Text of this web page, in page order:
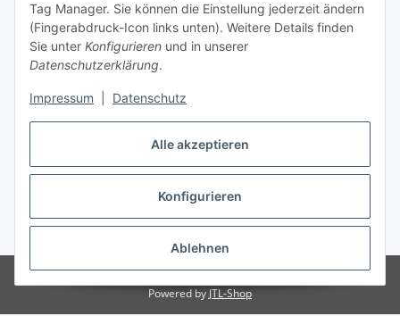
Alle akzeptieren
Konfigurieren
Ablehnen
Tag Manager. Sie können die Einstellung jederzeit ändern
(Fingerabdruck-Icon links unten). Weitere Details finden
Sie unter Konfigurieren und in unserer
Datenschutzerklärung.
Impressum Datenschutz
* Alle Preise inkl. gesetzlicher MwSt., zzgl.
Powered by JTL-Shop